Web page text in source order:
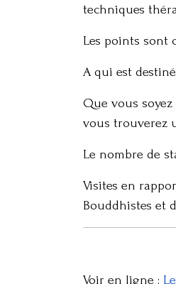
techniques
Les points sont
A qui est
Que vous
vous trouverez
Le nombre de
Visites en
Bouddhistes et
Voir en ligne :